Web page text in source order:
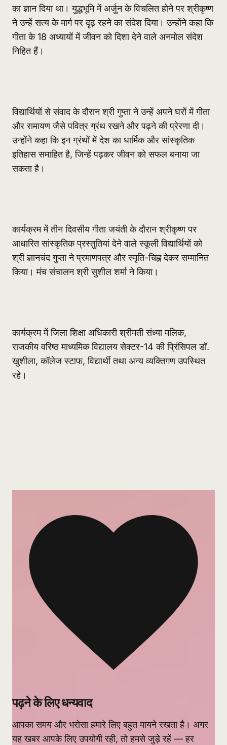
का ज्ञान दिया था। युद्धभूमि में अर्जुन के विचलित होने पर श्रीकृष्ण
ने उन्हें सत्य के मार्ग पर दृढ़ रहने का संदेश दिया। उन्होंने कहा कि
गीता के 18 अध्यायों में जीवन को दिशा देने वाले अनमोल संदेश
निहित हैं।
विद्यार्थियों से संवाद के दौरान श्री गुप्ता ने उन्हें अपने घरों में गीता
और रामायण जैसे पवित्र ग्रंथ रखने और पढ़ने की प्रेरणा दी।
उन्होंने कहा कि इन ग्रंथों में देश का धार्मिक और सांस्कृतिक
इतिहास समाहित है, जिन्हें पढ़कर जीवन को सफल बनाया जा
सकता है।
कार्यक्रम में तीन दिवसीय गीता जयंती के दौरान श्रीकृष्ण पर
आधारित सांस्कृतिक प्रस्तुतियां देने वाले स्कूली विद्यार्थियों को
श्री ज्ञानचंद गुप्ता ने प्रमाणपत्र और स्मृति-चिह्न देकर सम्मानित
किया। मंच संचालन श्री सुशील शर्मा ने किया।
कार्यक्रम में जिला शिक्षा अधिकारी श्रीमती संध्या मलिक,
राजकीय वरिष्ठ माध्यमिक विद्यालय सेक्टर-14 की प्रिंसिपल डॉ.
खुशीला, कॉलेज स्टाफ, विद्यार्थी तथा अन्य व्यक्तिगण उपस्थित
रहे।
पढ़ने के लिए धन्यवाद
आपका समय और भरोसा हमारे लिए बहुत मायने रखता है। अगर
यह खबर आपके लिए उपयोगी रही, तो हमसे जुड़े रहें — हर